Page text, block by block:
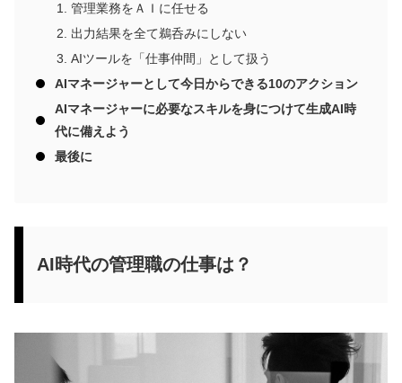
管理業務をＡＩに任せる
出力結果を全て鵜呑みにしない
AIツールを「仕事仲間」として扱う
AIマネージャーとして今日からできる10のアクション
AIマネージャーに必要なスキルを身につけて生成AI時
代に備えよう
最後に
AI時代の管理職の仕事は？